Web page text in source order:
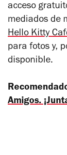
acceso
mediados de
Hello Kitty
para fotos y,
disponible.
Amigos.